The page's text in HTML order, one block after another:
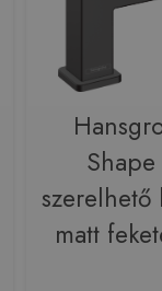
szerelhető
matt